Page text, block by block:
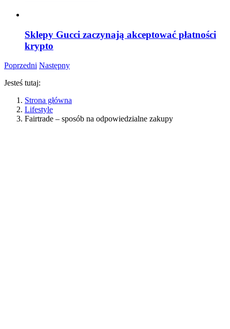
Sklepy Gucci zaczynają akceptować płatności
krypto
Poprzedni Następny
Jesteś tutaj:
Strona główna
Lifestyle
Fairtrade – sposób na odpowiedzialne zakupy